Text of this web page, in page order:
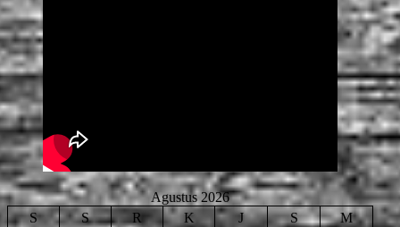
Agustus 2026
S
S R K J S
M